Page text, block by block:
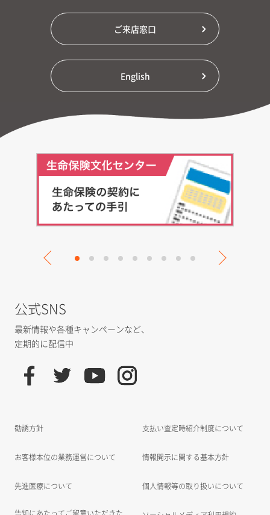
ご来店窓口
English
公式SNS
最新情報や各種キャンペーンなど、
定期的に配信中
勧誘方針
お客様本位の業務運営について
先進医療について
支払い査定時紹介制度について
情報開示に関する基本方針
個人情報等の取り扱いについて